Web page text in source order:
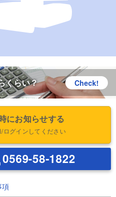
くらい？ Check!
にお知らせする
ログインしてください
0569-58-1822
項